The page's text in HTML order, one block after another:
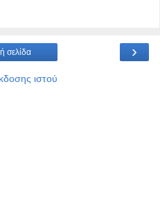
›
σελίδα
ιστού